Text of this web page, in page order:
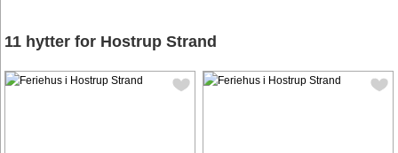
11 hytter for Hostrup Strand